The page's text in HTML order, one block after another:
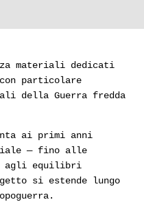
materiali dedicati
particolare
della Guerra fredda
ai primi anni
— fino alle
agli equilibri
si estende lungo